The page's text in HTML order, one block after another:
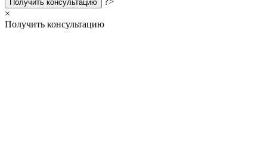
Получить консультацию
×
Получить консультацию